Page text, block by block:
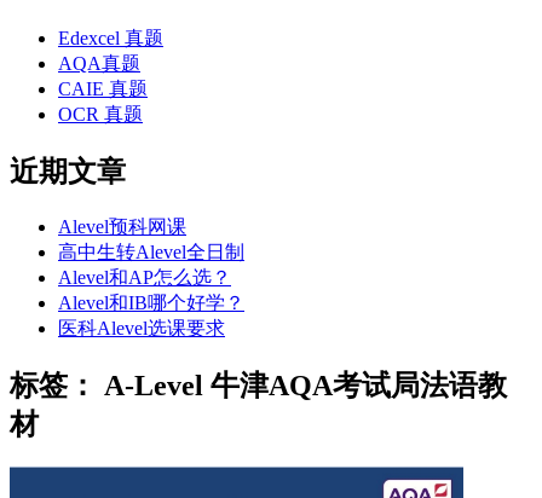
Edexcel 真题
AQA真题
CAIE 真题
OCR 真题
近期文章
Alevel预科网课
高中生转Alevel全日制
Alevel和AP怎么选？
Alevel和IB哪个好学？
医科Alevel选课要求
标签： A-Level 牛津AQA考试局法语教
材